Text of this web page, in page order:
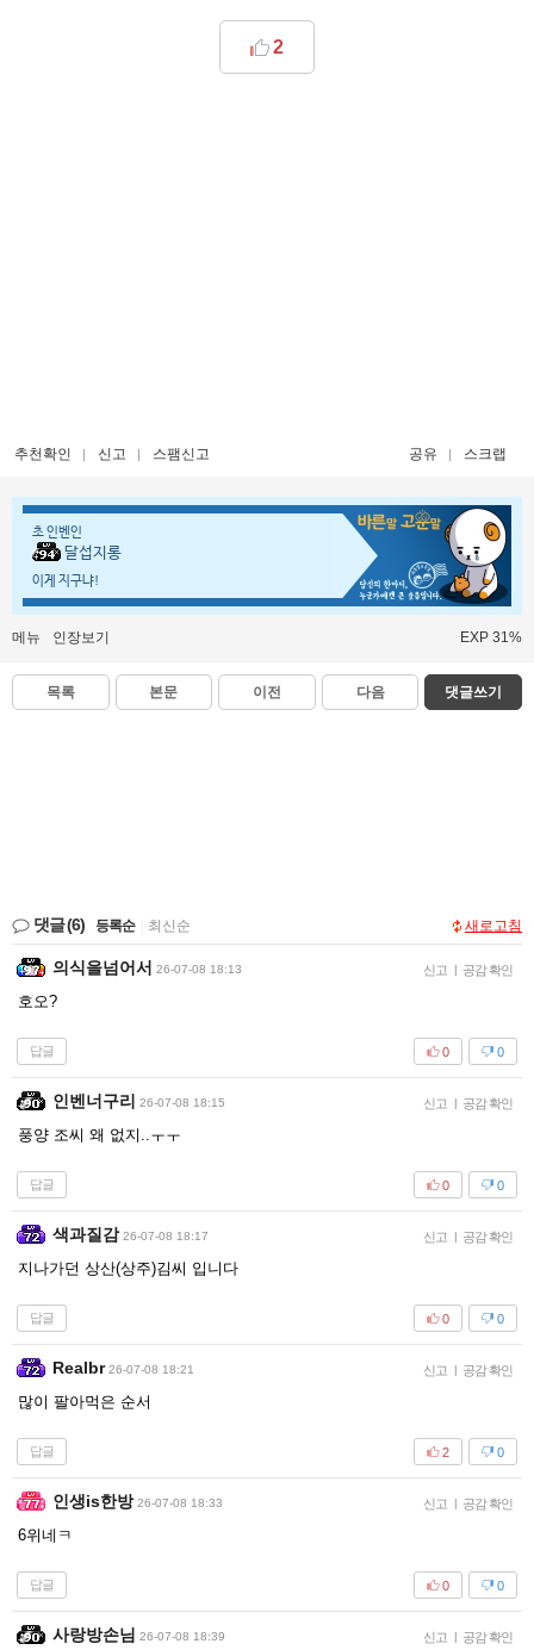
2
추천확인 신고 스팸신고 공유 스크랩
초 인벤인
달섭지롱
이게 지구냐!
메뉴 인장보기 EXP 31%
목록 본문 이전 다음 댓글쓰기
댓글(6) 등록순 최신순 새로고침
의식을넘어서 26-07-08 18:13 신고 | 공감 확인
호오?
답글 0
0
인벤너구리 26-07-08 18:15 신고 | 공감 확인
풍양 조씨 왜 없지..ㅜㅜ
답글 0
0
색과질감 26-07-08 18:17 신고 | 공감 확인
지나가던 상산(상주)김씨 입니다
답글 0
0
Realbr 26-07-08 18:21 신고 | 공감 확인
많이 팔아먹은 순서
답글 0
2
인생is한방 26-07-08 18:33 신고 | 공감 확인
6위네ㅋ
답글 0
0
사랑방손님 26-07-08 18:39 신고 | 공감 확인